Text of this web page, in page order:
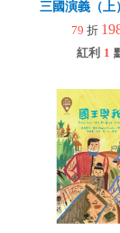
三國演義（上
79 折
紅利 1